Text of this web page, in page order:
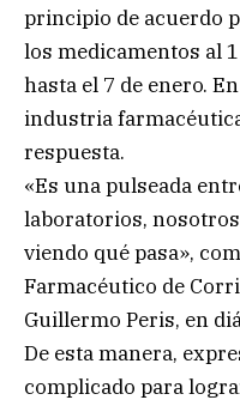
principio de acuerdo
los medicamentos al
hasta el 7 de enero.
industria
respuesta.
«Es una pulseada
laboratorios,
viendo qué pasa»,
Farmacéutico de
Guillermo Peris, en
De esta manera,
complicado para